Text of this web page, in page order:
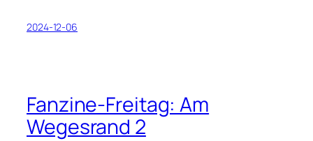
2024-12-06
Fanzine-Freitag: Am
Wegesrand 2